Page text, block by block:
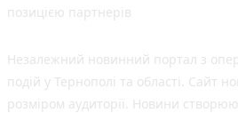
позицією партнерів
Незалежний новинний портал з
подій у Тернополі та області. Сайт
розміром аудиторії. Новини